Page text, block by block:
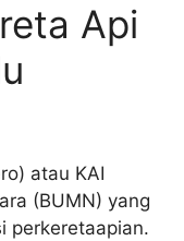
Api
atau KAI
(BUMN) yang
perkeretaapian.